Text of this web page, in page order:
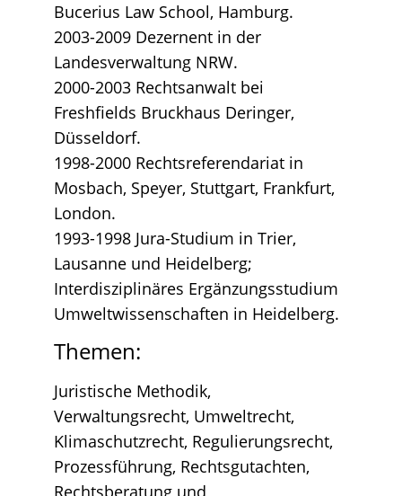
Bucerius Law School, Hamburg.
2003-2009 Dezernent in der
Landesverwaltung NRW.
2000-2003 Rechtsanwalt bei
Freshfields Bruckhaus Deringer,
Düsseldorf.
1998-2000 Rechtsreferendariat in
Mosbach, Speyer, Stuttgart, Frankfurt,
London.
1993-1998 Jura-Studium in Trier,
Lausanne und Heidelberg;
Interdisziplinäres Ergänzungsstudium
Umweltwissenschaften in Heidelberg.
Themen:
Juristische Methodik,
Verwaltungsrecht, Umweltrecht,
Klimaschutzrecht, Regulierungsrecht,
Prozessführung, Rechtsgutachten,